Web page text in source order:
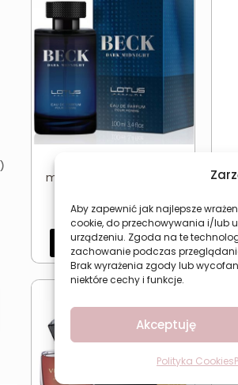
Aby zapewnić jak najlepsze
cookie, do przechowywania i/lub
urządzeniu. Zgoda na te
zachowanie podczas
Brak wyrażenia zgody lub
niektóre cechy i funkcje.
Akceptuję
Polityka Cookies
męskie LOTUS Beck Dark
39,99zł
Dodaj do koszyka